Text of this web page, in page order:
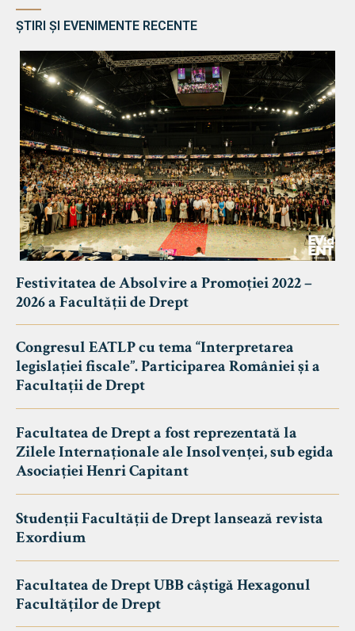
ȘTIRI ȘI EVENIMENTE RECENTE
Festivitatea de Absolvire a Promoției 2022 –
2026 a Facultății de Drept
Congresul EATLP cu tema “Interpretarea
legislației fiscale”. Participarea României și a
Facultații de Drept
Facultatea de Drept a fost reprezentată la
Zilele Internaționale ale Insolvenței, sub egida
Asociației Henri Capitant
Studenții Facultății de Drept lansează revista
Exordium
Facultatea de Drept UBB câștigă Hexagonul
Facultăților de Drept